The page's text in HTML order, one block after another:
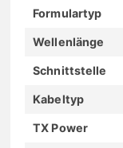
Formulartyp
Wellenlänge
Schnittstelle
Kabeltyp
TX Power